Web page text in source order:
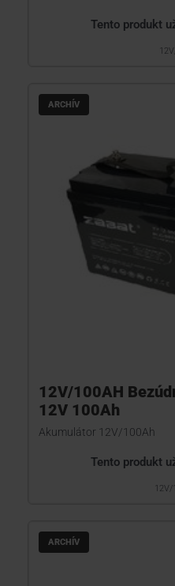
Tento produkt
ARCHÍV
12V/100AH
12V 100Ah
Akumulátor 12V/100Ah
Tento produkt
12V/
ARCHÍV